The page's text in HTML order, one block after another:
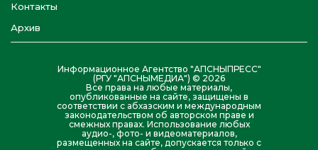
Контакты
Архив
Информационное Агентство "АПСНЫПРЕСС"
(РГУ "АПСНЫМЕДИА") © 2026
Все права на любые материалы,
опубликованные на сайте, защищены в
соответствии с абхазским и международным
законодательством об авторском праве и
смежных правах. Использование любых
аудио-, фото- и видеоматериалов,
размещенных на сайте, допускается только с